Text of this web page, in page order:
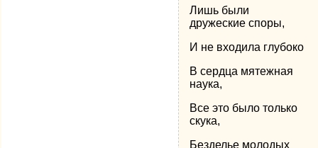
Лишь были
дружеские споры,
И не входила глубоко
В сердца мятежная
наука,
Все это было только
скука,
Безделье молодых